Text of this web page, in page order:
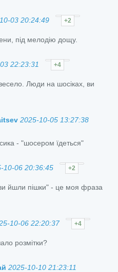
03 20:24:49 +2
під мелодію дощу.
22:23:31 +4
Люди на шосіках, ви
2025-10-05 13:27:38
- "шосером їдеться"
10-06 20:36:45 +2
йшли пішки" - це моя фраза
10-06 22:20:37 +4
розмітки?
2025-10-10 21:23:11